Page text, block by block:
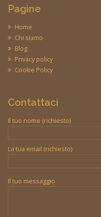
Pagine
Home
Chi siamo
Blog
Privacy policy
Cookie Policy
Contattaci
Il tuo nome (richiesto)
La tua email (richiesto)
Il tuo messaggio